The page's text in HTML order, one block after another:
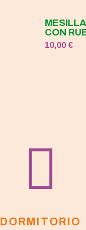
CON
10,00€

DORMITORIO